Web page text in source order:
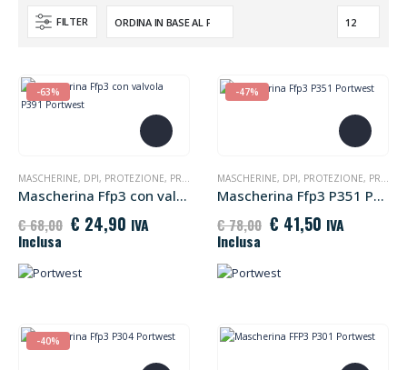
FILTER
-63%
MASCHERINE, DPI, PROTEZIONE, PROTEZIONE VIE RESPIRATORIE
Mascherina Ffp3 con valvola P391 Portwest
€68,00 Il
prezzo
era:
€ 24,90 Il
prezzo
IVA
Inclusa
-47%
MASCHERINE, DPI, PROTEZIONE, PROTEZIONE VIE RESPIRATORIE
Mascherina Ffp3 P351 Portwest
€78,00 Il
prezzo
era:
€ 41,50 Il
prezzo
IVA
Inclusa
-40%